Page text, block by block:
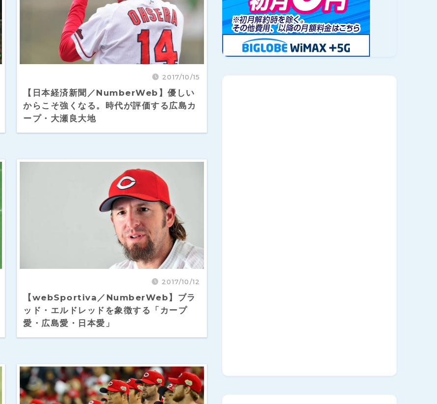
2017/10/15
【日本経済新聞／NumberWeb】優しい
からこそ強くなる。時代が評価する広島カ
ープ・大瀬良大地
2017/10/12
【webSportiva／NumberWeb】ブラ
ッド・エルドレッドを象徴する「カープ
愛・広島愛・日本愛」